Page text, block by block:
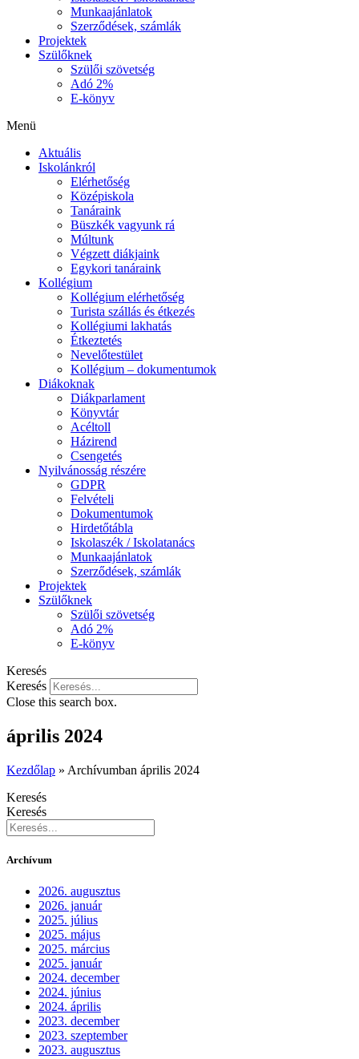
Munkaajánlatok
Szerződések, számlák
Projektek
Szülőknek
Szülői szövetség
Adó 2%
E-könyv
Menü
Aktuális
Iskolánkról
Elérhetőség
Középiskola
Tanáraink
Büszkék vagyunk rá
Múltunk
Végzett diákjaink
Egykori tanáraink
Kollégium
Kollégium elérhetőség
Turista szállás és étkezés
Kollégiumi lakhatás
Étkeztetés
Nevelőtestület
Kollégium – dokumentumok
Diákoknak
Diákparlament
Könyvtár
Acéltoll
Házirend
Csengetés
Nyilvánosság részére
GDPR
Felvételi
Dokumentumok
Hirdetőtábla
Iskolaszék / Iskolatanács
Munkaajánlatok
Szerződések, számlák
Projektek
Szülőknek
Szülői szövetség
Adó 2%
E-könyv
Keresés
Keresés
Close this search box.
április 2024
Kezdőlap » Archívumban április 2024
Keresés
Keresés
Archívum
2026. augusztus
2026. január
2025. július
2025. május
2025. március
2025. január
2024. december
2024. június
2024. április
2023. december
2023. szeptember
2023. augusztus